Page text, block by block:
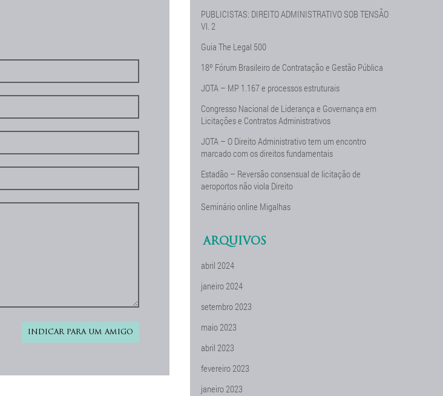
PUBLICISTAS: DIREITO ADMINISTRATIVO SOB TENSÃO
Vl. 2
Guia The Legal 500
18º Fórum Brasileiro de Contratação e Gestão Pública
JOTA – MP 1.167 e processos estruturais
Congresso Nacional de Liderança e Governança em
Licitações e Contratos Administrativos
JOTA – O Direito Administrativo tem um encontro
marcado com os direitos fundamentais
Estadão – Reversão consensual de licitação de
aeroportos não viola Direito
Seminário online Migalhas
ARQUIVOS
abril 2024
janeiro 2024
setembro 2023
maio 2023
abril 2023
fevereiro 2023
janeiro 2023